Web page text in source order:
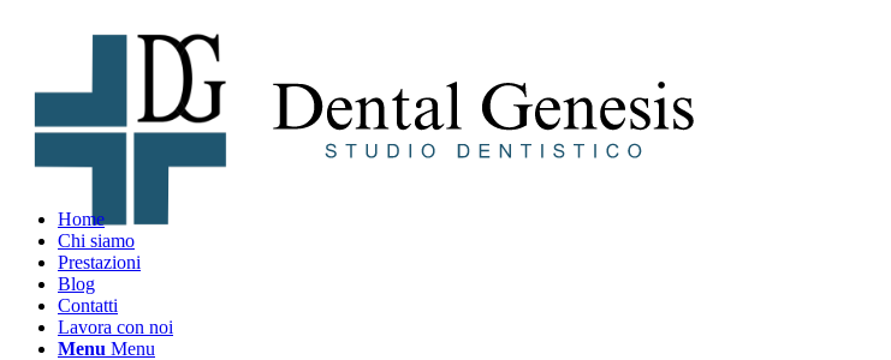
Home
Chi siamo
Prestazioni
Blog
Contatti
Lavora con noi
Menu Menu